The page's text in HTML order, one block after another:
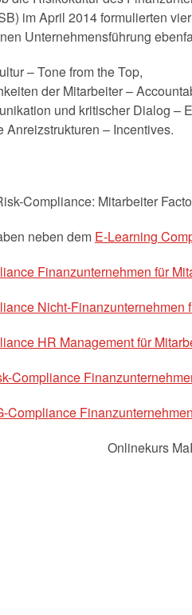
im April 2014 formulierten
Unternehmensführung
– Tone from the Top,
der Mitarbeiter –
und kritischer Dialog –
Anreizstrukturen – Incentives.
neben dem E-Learning
Finanzunternehmen für
Nicht-Finanzunternehmen
HR Management für
Compliance
Compliance
Onlinekurs